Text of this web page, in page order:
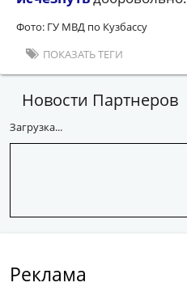
Фото: ГУ МВД по Кузбассу
ПОКАЗАТЬ ТЕГИ
Новости Партнеров
Загрузка...
Реклама